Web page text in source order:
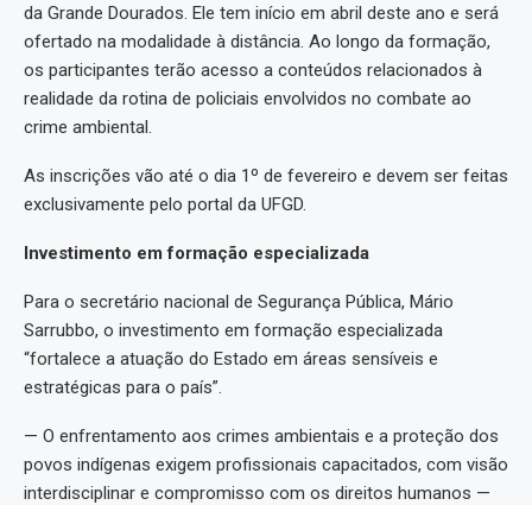
da Grande Dourados. Ele tem início em abril deste ano e será
ofertado na modalidade à distância. Ao longo da formação,
os participantes terão acesso a conteúdos relacionados à
realidade da rotina de policiais envolvidos no combate ao
crime ambiental.
As inscrições vão até o dia 1º de fevereiro e devem ser feitas
exclusivamente pelo portal da UFGD.
Investimento em formação especializada
Para o secretário nacional de Segurança Pública, Mário
Sarrubbo, o investimento em formação especializada
“fortalece a atuação do Estado em áreas sensíveis e
estratégicas para o país”.
— O enfrentamento aos crimes ambientais e a proteção dos
povos indígenas exigem profissionais capacitados, com visão
interdisciplinar e compromisso com os direitos humanos —